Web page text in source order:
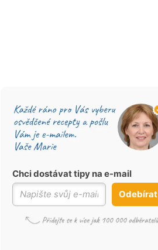
Chci dostávat tipy na e-mail
Odebírat